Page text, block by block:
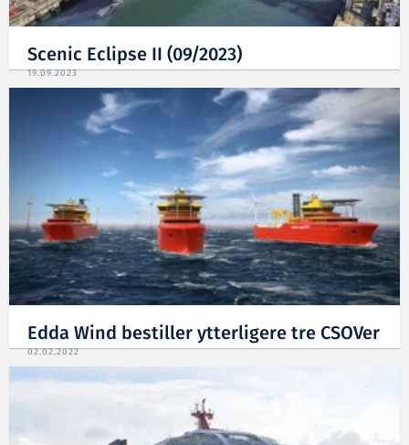
Scenic Eclipse II (09/2023)
19.09.2023
Edda Wind bestiller ytterligere tre CSOVer
02.02.2022